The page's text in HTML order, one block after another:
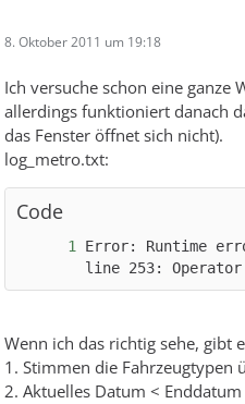
8. Oktober 2011 um 19:18
Ich versuche schon eine ganze
allerdings funktioniert danach
das Fenster öffnet sich nicht).
log_metro.txt:
Code
Error: Runtime
line 253:
Wenn ich das richtig sehe, gibt
1. Stimmen die Fahrzeugtypen
2. Aktuelles Datum < Enddatum